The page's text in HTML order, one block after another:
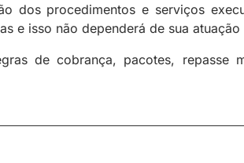
dos procedimentos e serviços
e isso não dependerá de sua
de cobrança, pacotes, repasse